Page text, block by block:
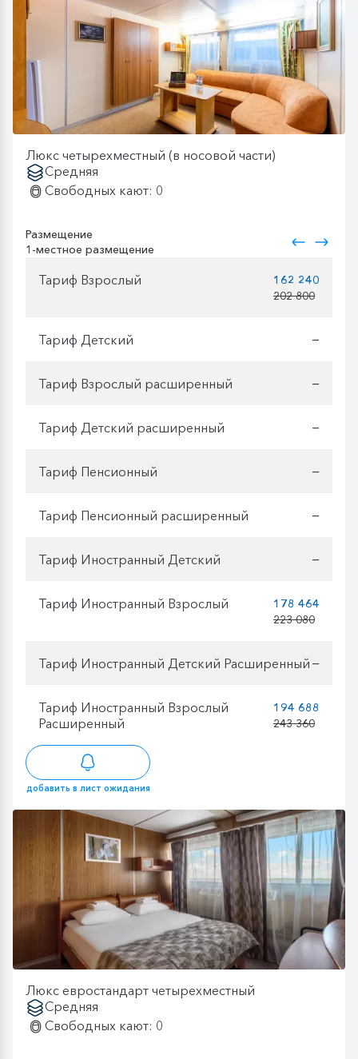
Люкс четырехместный (в носовой части)
Средняя
Свободных кают: 0
Размещение
1-местное размещение
Тариф Взрослый
162 240
202 800
Тариф Детский —
Тариф Взрослый расширенный —
Тариф Детский расширенный —
Тариф Пенсионный —
Тариф Пенсионный расширенный —
Тариф Иностранный Детский —
Тариф Иностранный Взрослый
178 464
223 080
Тариф Иностранный Детский Расширенный —
Тариф Иностранный Взрослый
Расширенный
194 688
243 360
добавить в лист ожидания
Люкс евростандарт четырехместный
Средняя
Свободных кают: 0